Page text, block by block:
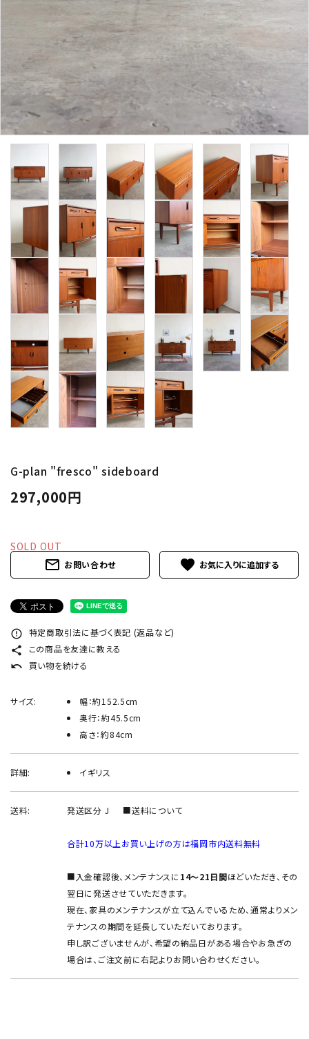
その他
BRAND
お気に入りリスト
卸販売
デザイナーまとめ
アフターケア
メンテナンスについて
ギャラリー・シーン
納品事例
エキシビジョン・展示会
過去販売
INFORMATION
ようこそ ゲスト 様
G-plan "fresco" sideboard
297,000円
SOLD OUT
mail_outline お問い合わせ favorite
error_outline 特定商取引法に基づく表記 (返品など)
share この商品を友達に教える
undo 買い物を続ける
サイズ:
幅：約152.5cm
奥行：約45.5cm
高さ：約84cm
詳細: イギリス
送料: 発送区分 J ■送料について
合計10万以上お買い上げの方は福岡市内送料無料
■入金確認後、メンテナンスに 14～21日間ほどいただき、その
翌日に発送させていただきます。
現在、家具のメンテナンスが立て込んでいるため、通常よりメン
テナンスの期間を延長していただいております。
申し訳ございませんが、希望の納品日がある場合やお急ぎの
場合は、ご注文前に右記よりお問い合わせください。